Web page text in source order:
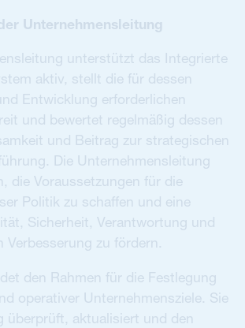
Unternehmensleitung
unterstützt das Integrierte
aktiv, stellt die für dessen
Entwicklung erforderlichen
und bewertet regelmäßig dessen
und Beitrag zur strategischen
Die Unternehmensleitung
die Voraussetzungen für die
Politik zu schaffen und eine
Sicherheit, Verantwortung und
Verbesserung zu fördern.
den Rahmen für die Festlegung
operativer Unternehmensziele. Sie
überprüft, aktualisiert und den